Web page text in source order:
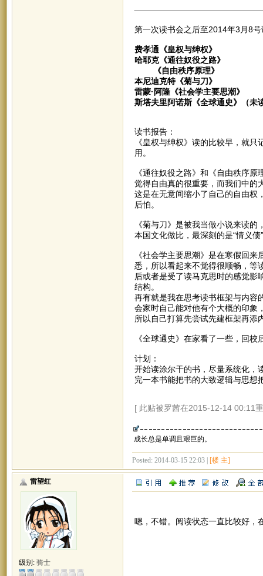
第一次读书会之后至2014年3月8号
费孝通《皇权与绅权》
哈耶克《通往奴役之路》
《自由秩序原理》
本尼迪克特《菊与刀》
雷蒙·阿隆《社会学主要思潮》
斯塔夫里阿诺斯《全球通史》（未
读书报告：
《皇权与绅权》读的比较早，就
用。
《通往奴役之路》和《自由秩序
觉得自由真的很重要，而我们中的
这是在无意间缩小了自己的自由权
后怕。
《菊与刀》是被我当做小说来读
本国文化做比，最深刻的是“情义
《社会学主要思潮》是在寒假回
悉，所以看起来不觉得很顺畅，等
后或者是受了读马克思时的感觉影
结构。
再有就是我在思考读书框架与内容
会家时自己能对他有个大概的印象
所以自己打算先尝试先建框架再添
《全球通史》在家看了一些，回
计划：
开始读涂尔干的书，尽量系统化，
完一本书能把书的大致逻辑与思想
[ 此贴被罗茜在2015-12-14 00:11
成长总是单调且艰巨的。
Posted: 2014-03-15 22:03 | [楼 主]
雷望红
级别: 骑士
嗯，不错。阅读状态一直比较好，